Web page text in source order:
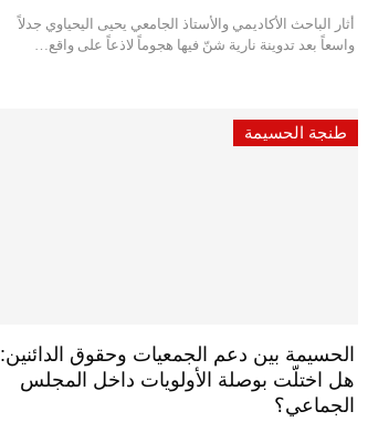
أثار الباحث الأكاديمي والأستاذ الجامعي يحيى اليحياوي جدلاً
واسعاً بعد تدوينة نارية شنّ فيها هجوماً لاذعاً على واقع…
طنجة الحسيمة
الحسيمة بين دعم الجمعيات وحقوق الدائنين:
هل اختلّت بوصلة الأولويات داخل المجلس
الجماعي؟